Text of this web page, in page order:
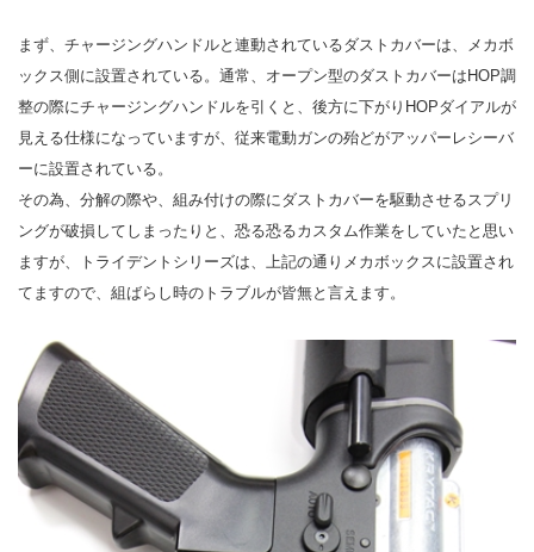
まず、チャージングハンドルと連動されているダストカバーは、メカボ
ックス側に設置されている。通常、オープン型のダストカバーはHOP調
整の際にチャージングハンドルを引くと、後方に下がりHOPダイアルが
見える仕様になっていますが、従来電動ガンの殆どがアッパーレシーバ
ーに設置されている。
その為、分解の際や、組み付けの際にダストカバーを駆動させるスプリ
ングが破損してしまったりと、恐る恐るカスタム作業をしていたと思い
ますが、トライデントシリーズは、上記の通りメカボックスに設置され
てますので、組ばらし時のトラブルが皆無と言えます。